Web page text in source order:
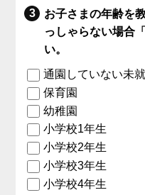
お子さまの年齢を
っしゃらない場合
い。
通園していない未
保育園
幼稚園
小学校1年生
小学校2年生
小学校3年生
小学校4年生